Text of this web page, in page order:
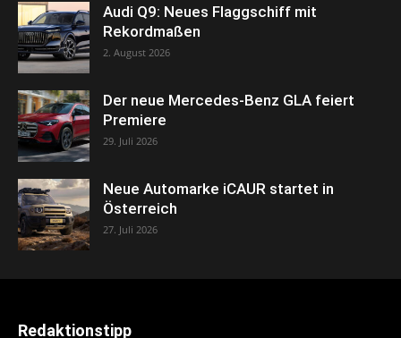
Audi Q9: Neues Flaggschiff mit
Rekordmaßen
2. August 2026
Der neue Mercedes-Benz GLA feiert
Premiere
29. Juli 2026
Neue Automarke iCAUR startet in
Österreich
27. Juli 2026
Redaktionstipp